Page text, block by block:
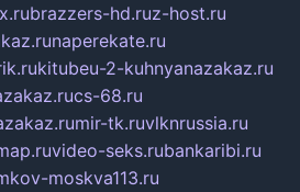
brazzers-hd.ruz-host.ru
naperekate.ru
kitubeu-2-kuhnyanazakaz.ru
cs-68.ru
mir-tk.ruvlknrussia.ru
video-seks.rubankaribi.ru
moskva113.ru